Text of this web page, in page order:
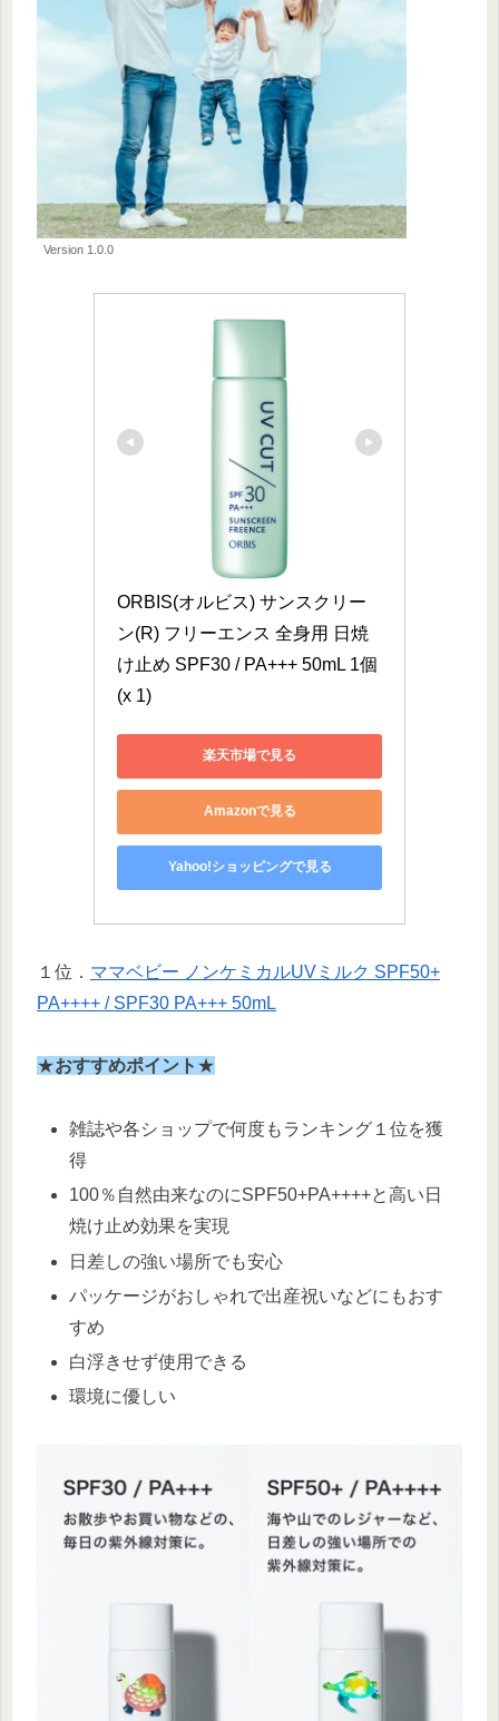
Version 1.0.0
ORBIS(オルビス) サンスクリー
ン(R) フリーエンス 全身用 日焼
け止め SPF30 / PA+++ 50mL 1個
(x 1)
楽天市場で見る
Amazonで見る
Yahoo!ショッピングで見る
１位． ママベビー ノンケミカルUVミルク SPF50+
PA++++ / SPF30 PA+++ 50mL
★おすすめポイント ★
雑誌や各ショップで何度もランキング１位を獲
得
100％自然由来なのにSPF50+PA++++と高い日
焼け止め効果を実現
日差しの強い場所でも安心
パッケージがおしゃれで出産祝いなどにもおす
すめ
白浮きせず使用できる
環境に優しい